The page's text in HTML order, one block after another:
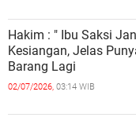
Hakim : " Ibu Saksi
Kesiangan, Jelas
Barang Lagi
02/07/2026, 03:14 WIB